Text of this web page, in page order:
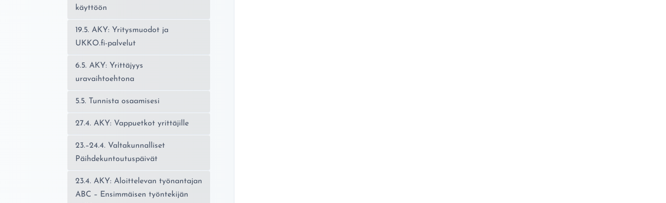
käyttöön
19.5. AKY: Yritysmuodot ja
UKKO.fi-palvelut
6.5. AKY: Yrittäjyys
uravaihtoehtona
5.5. Tunnista osaamisesi
27.4. AKY: Vappuetkot yrittäjille
23.–24.4. Valtakunnalliset
Päihdekuntoutuspäivät
23.4. AKY: Aloittelevan työnantajan
ABC – Ensimmäisen työntekijän